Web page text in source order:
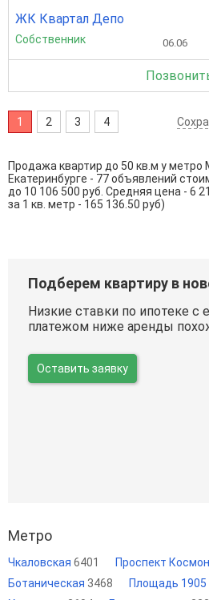
ЖК Квартал Депо
Собственник 06.06
1 2 3 4
Продажа квартир до 50 кв.м у
Екатеринбурге - 77 объявлений
до 10 106 500 руб. Средняя цена - 6
за 1 кв. метр - 165 136.50 руб)
Подберем квартиру в
Низкие ставки по ипотеке
платежом ниже аренды
Оставить заявку
Метро
Чкаловская 6401 Проспект
Ботаническая 3468 Площадь 1905